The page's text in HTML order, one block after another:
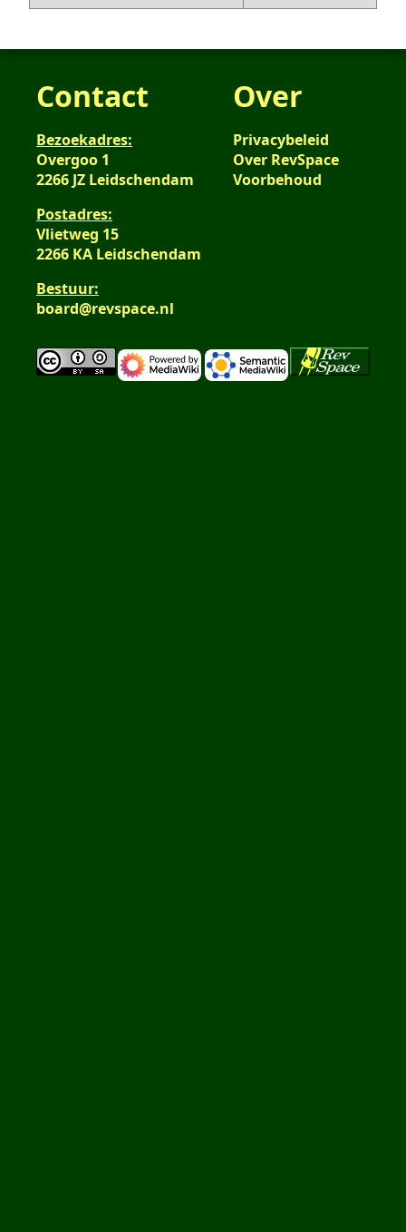
Contact
Bezoekadres:
Overgoo 1
2266 JZ Leidschendam
Postadres:
Vlietweg 15
2266 KA Leidschendam
Bestuur:
board@revspace.nl
Over
Privacybeleid
Over RevSpace
Voorbehoud